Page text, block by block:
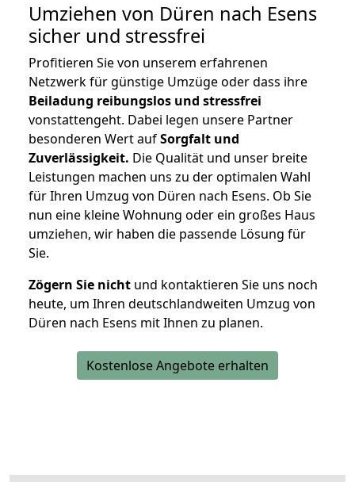
Umziehen von Düren nach Esens
sicher und stressfrei
Profitieren Sie von unserem erfahrenen
Netzwerk für günstige Umzüge oder dass ihre
Beiladung reibungslos und stressfrei
vonstattengeht. Dabei legen unsere Partner
besonderen Wert aufSorgfalt und
Zuverlässigkeit. Die Qualität und unser breite
Leistungen machen uns zu der optimalen Wahl
für Ihren Umzug von Düren nach Esens. Ob Sie
nun eine kleine Wohnung oder ein großes Haus
umziehen, wir haben die passende Lösung für
Sie.
Zögern Sie nicht und kontaktieren Sie uns noch
heute, um Ihren deutschlandweiten Umzug von
Düren nach Esens mit Ihnen zu planen.
Kostenlose Angebote erhalten